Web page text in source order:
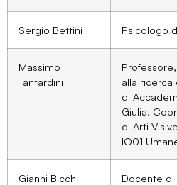
Sergio Bettini Psicologo
Massimo
Tantardini
alla ricerca
di
Giulia,
di Arti
IO01
Gianni Bicchi
Docente